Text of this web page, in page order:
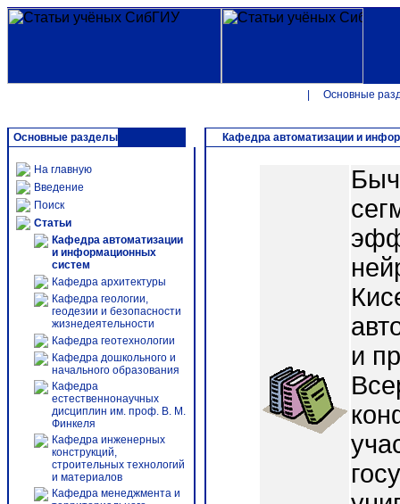
Основные
Основные разделы
На главную
Введение
Поиск
Статьи
Кафедра автоматизации
и информационных
систем
Кафедра архитектуры
Кафедра геологии,
геодезии и безопасности
жизнедеятельности
Кафедра геотехнологии
Кафедра дошкольного и
начального образования
Кафедра
естественнонаучных
дисциплин им. проф. В. М.
Финкеля
Кафедра инженерных
конструкций,
строительных технологий
и материалов
Кафедра менеджмента и
Кафедра автоматизации и
и